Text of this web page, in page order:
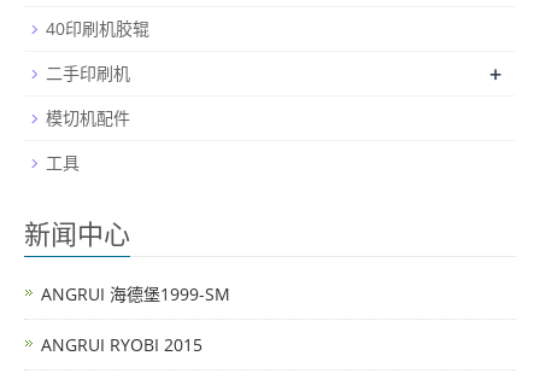
40印刷机胶辊
二手印刷机
+
模切机配件
工具
新闻中心
ANGRUI 海德堡1999-SM
ANGRUI RYOBI 2015